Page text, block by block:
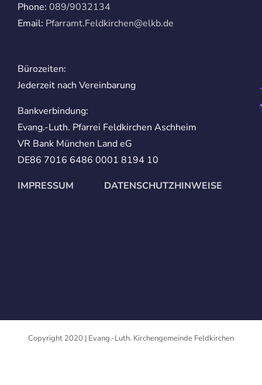
Phone: 089/9032134
Email: Pfarramt.Feldkirchen@elkb.de
Bürozeiten:
Jederzeit nach Vereinbarung
Bankverbindung:
Evang.-Luth. Pfarrei Feldkirchen Aschheim
VR Bank München Land eG
DE86 7016 6486 0001 8194 10
IMPRESSUM
DATENSCHUTZHINWEISE
Copyright 2020 | Evang.-Luth. Kirchengemeinde Feldkirchen